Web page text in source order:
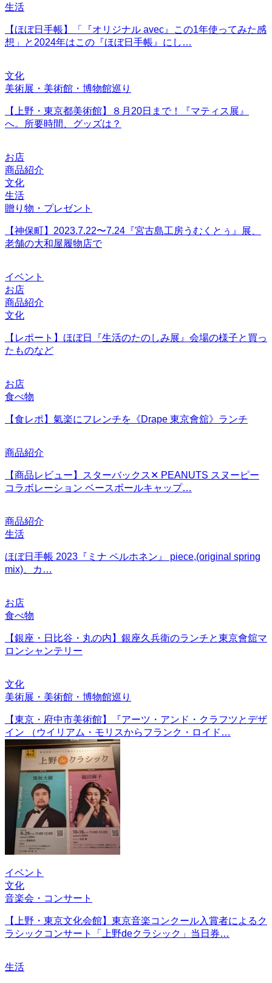
生活
【ほぼ日手帳】「『オリジナル avec』この1年使ってみた感
想」と2024年はこの『ほぼ日手帳』にし…
文化
美術展・美術館・博物館巡り
【上野・東京都美術館】８月20日まで！『マティス展』
へ。所要時間、グッズは？
お店
商品紹介
文化
生活
贈り物・プレゼント
【神保町】2023.7.22〜7.24『宮古島工房うむくとぅ』展、
老舗の大和屋履物店で
イベント
お店
商品紹介
文化
【レポート】ほぼ日『生活のたのしみ展』会場の様子と買っ
たものなど
お店
食べ物
【食レポ】氣楽にフレンチを《Drape 東京會舘》ランチ
商品紹介
【商品レビュー】スターバックス✕ PEANUTS スヌーピー
コラボレーション ベースボールキャップ…
商品紹介
生活
ほぼ日手帳 2023『ミナ ペルホネン』 piece,(original spring
mix)、カ…
お店
食べ物
【銀座・日比谷・丸の内】銀座久兵衛のランチと東京會舘マ
ロンシャンテリー
文化
美術展・美術館・博物館巡り
【東京・府中市美術館】『アーツ・アンド・クラフツとデザ
イン （ウイリアム・モリスからフランク・ロイド…
イベント
文化
音楽会・コンサート
【上野・東京文化会館】東京音楽コンクール入賞者によるク
ラシックコンサート「上野deクラシック」当日券…
生活